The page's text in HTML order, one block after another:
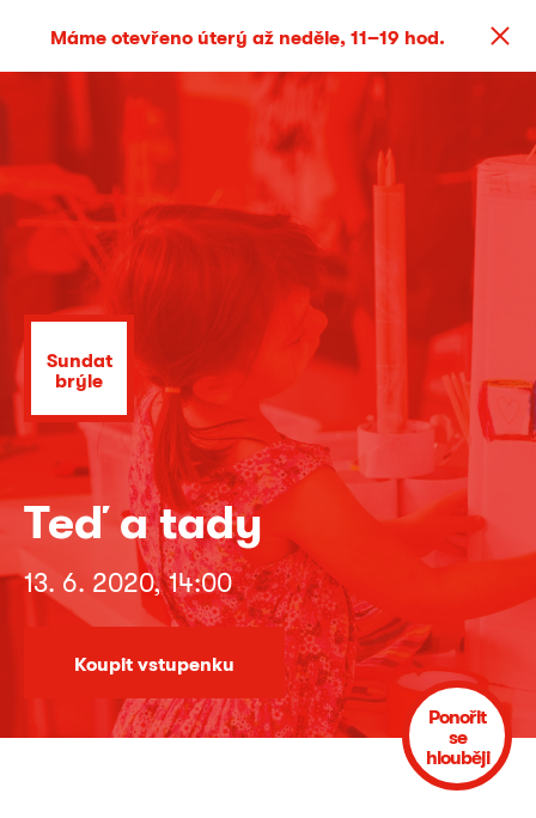
Máme otevřeno úterý až neděle, 11–19 hod.
Sundat
brýle
Teď a tady
13. 6. 2020, 14:00
Koupit vstupenku
Ponořit
se
hlouběji